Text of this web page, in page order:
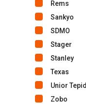
Rems
Sankyo
SDMO
Stager
Stanley
Texas
Unior Tepid
Zobo